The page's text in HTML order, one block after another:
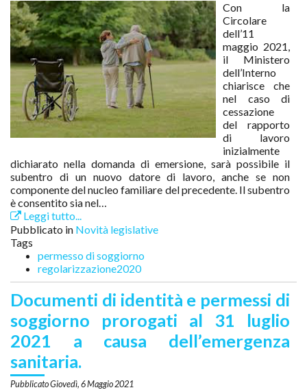
Con la
Circolare
dell’11
maggio 2021,
il Ministero
dell’Interno
chiarisce che
nel caso di
cessazione
del rapporto
di lavoro
inizialmente
dichiarato nella domanda di emersione, sarà possibile il
subentro di un nuovo datore di lavoro, anche se non
componente del nucleo familiare del precedente. Il subentro
è consentito sia nel…
Leggi tutto...
Pubblicato in Novità legislative
Tags
permesso di soggiorno
regolarizzazione2020
Documenti di identità e permessi di
soggiorno prorogati al 31 luglio
2021 a causa dell’emergenza
sanitaria.
Giovedì, 6 Maggio 2021